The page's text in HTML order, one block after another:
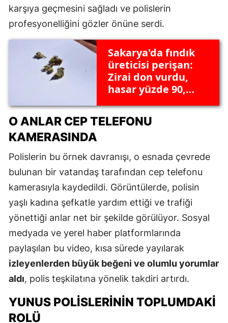
karşıya geçmesini sağladı ve polislerin
profesyonelliğini gözler önüne serdi.
Sakarya'da fındık
üreticisi perişan:
Zirai don vurdu,
hasar yüzde 90,
O ANLAR CEP TELEFONU
KAMERASINDA
Polislerin bu örnek davranışı, o esnada çevrede
bulunan bir vatandaş tarafından cep telefonu
kamerasıyla kaydedildi. Görüntülerde, polisin
yaşlı kadına şefkatle yardım ettiği ve trafiği
yönettiği anlar net bir şekilde görülüyor. Sosyal
medyada ve yerel haber platformlarında
paylaşılan bu video, kısa sürede yayılarak
izleyenlerden büyük beğeni ve olumlu yorumlar
aldı, polis teşkilatına yönelik takdiri artırdı.
YUNUS POLISLERININ TOPLUMDAKI
ROLÜ